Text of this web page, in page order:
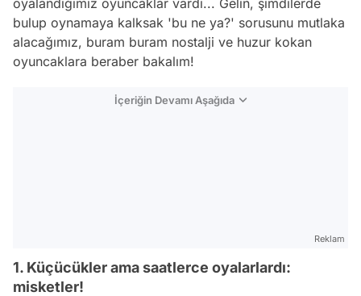
oyalandığımız oyuncaklar vardı... Gelin, şimdilerde
bulup oynamaya kalksak 'bu ne ya?' sorusunu mutlaka
alacağımız, buram buram nostalji ve huzur kokan
oyuncaklara beraber bakalım!
İçeriğin Devamı Aşağıda
Reklam
1. Küçücükler ama saatlerce oyalarlardı:
misketler!